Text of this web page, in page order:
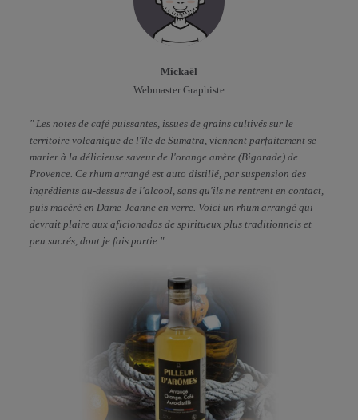
Mickaël
Webmaster Graphiste
" Les notes de café puissantes, issues de grains cultivés sur le
territoire volcanique de l'île de Sumatra, viennent parfaitement se
marier à la délicieuse saveur de l'orange amère (Bigarade) de
Provence. Ce rhum arrangé est auto distillé, par suspension des
ingrédients au-dessus de l'alcool, sans qu'ils ne rentrent en contact,
puis macéré en Dame-Jeanne en verre. Voici un rhum arrangé qui
devrait plaire aux aficionados de spiritueux plus traditionnels et
peu sucrés, dont je fais partie "